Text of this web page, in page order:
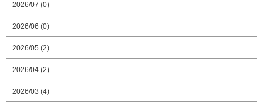
2026/07 (0)
2026/06 (0)
2026/05 (2)
2026/04 (2)
2026/03 (4)